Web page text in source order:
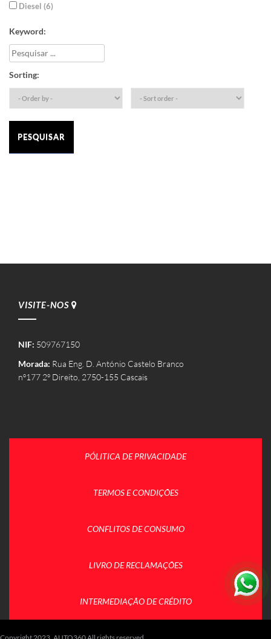
Diesel (6)
Keyword:
Sorting:
PESQUISAR
VISITE-NOS
NIF: 509767150
Morada: Rua Eng. D. António Castelo Branco
nº177 2º Direito, 2750-155 Cascais
PÓLITICA DE PRIVACIDADE
TERMOS E CONDIÇÕES
CONFLITOS DE CONSUMO
LIVRO DE RECLAMAÇÕES
INTERMEDIAÇÃO DE CRÉDITO